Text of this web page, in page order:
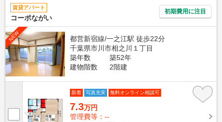
賃貸アパート
コーポながい
初期費用に注目
NEW
都営新宿線/一之江駅 徒歩22分
千葉県市川市相之川１丁目
築年数
築52年
建物階数
2階建
新着 写真充実 無料オンライン相談可
7.3万円
管理費等：--